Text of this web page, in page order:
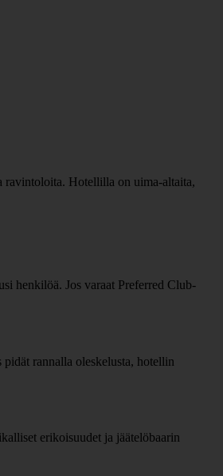
ravintoloita. Hotellilla on uima-altaita,
henkilöä. Jos varaat Preferred Club-
rannalla oleskelusta, hotellin
erikoisuudet ja jäätelöbaarin